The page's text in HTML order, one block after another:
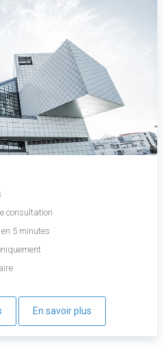
consultation
5 minutes
En savoir plus